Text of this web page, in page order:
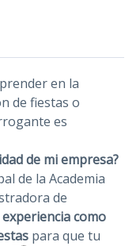
en la
de fiestas o
es
de mi empresa?
de la Academia
de
como
para que tu